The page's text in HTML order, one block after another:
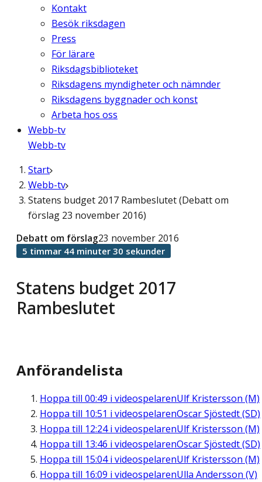
Kontakt
Besök riksdagen
Press
För lärare
Riksdagsbiblioteket
Riksdagens myndigheter och nämnder
Riksdagens byggnader och konst
Arbeta hos oss
Webb-tv
Webb-tv
Start
Webb-tv
Statens budget 2017 Rambeslutet (Debatt om
förslag 23 november 2016)
Statens budget 2017
Rambeslutet
Debatt om förslag23 november 2016
5 timmar 44 minuter 30 sekunder
Anförandelista
Hoppa till 00:49 i videospelarenUlf Kristersson (M)
Hoppa till 10:51 i videospelarenOscar Sjöstedt (SD)
Hoppa till 12:24i videospelarenUlf Kristersson (M)
Hoppa till 13:46 i videospelarenOscar Sjöstedt (SD)
Hoppa till 15:04i videospelarenUlf Kristersson (M)
Hoppa till 16:09 i videospelarenUlla Andersson (V)